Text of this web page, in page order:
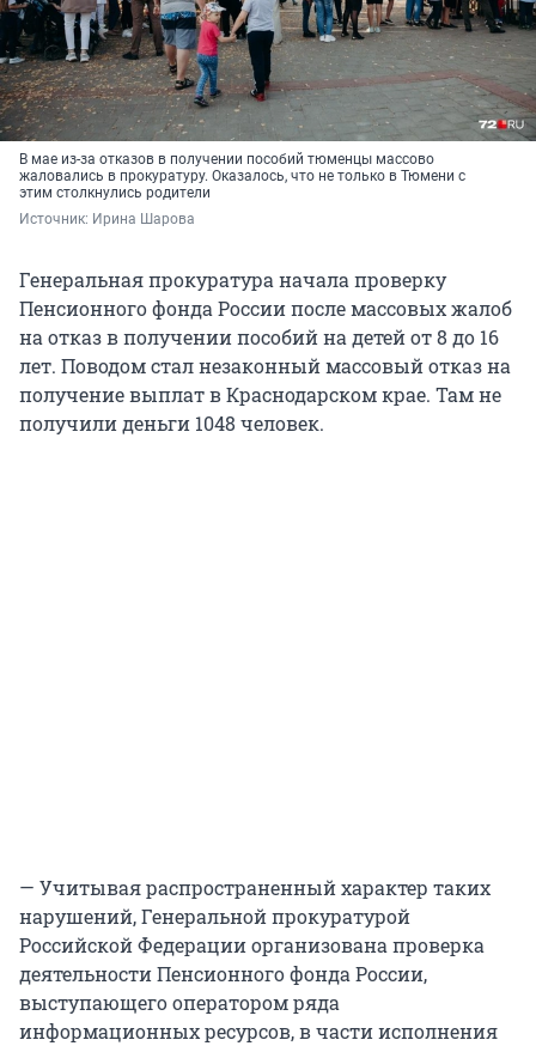
В мае из-за отказов в получении пособий тюменцы массово
жаловались в прокуратуру. Оказалось, что не только в Тюмени с
этим столкнулись родители
Источник: Ирина Шарова
Генеральная прокуратура начала проверку
Пенсионного фонда России после массовых жалоб
на отказ в получении пособий на детей от 8 до 16
лет. Поводом стал незаконный массовый отказ на
получение выплат в Краснодарском крае. Там не
получили деньги 1048 человек.
— Учитывая распространенный характер таких
нарушений, Генеральной прокуратурой
Российской Федерации организована проверка
деятельности Пенсионного фонда России,
выступающего оператором ряда
информационных ресурсов, в части исполнения